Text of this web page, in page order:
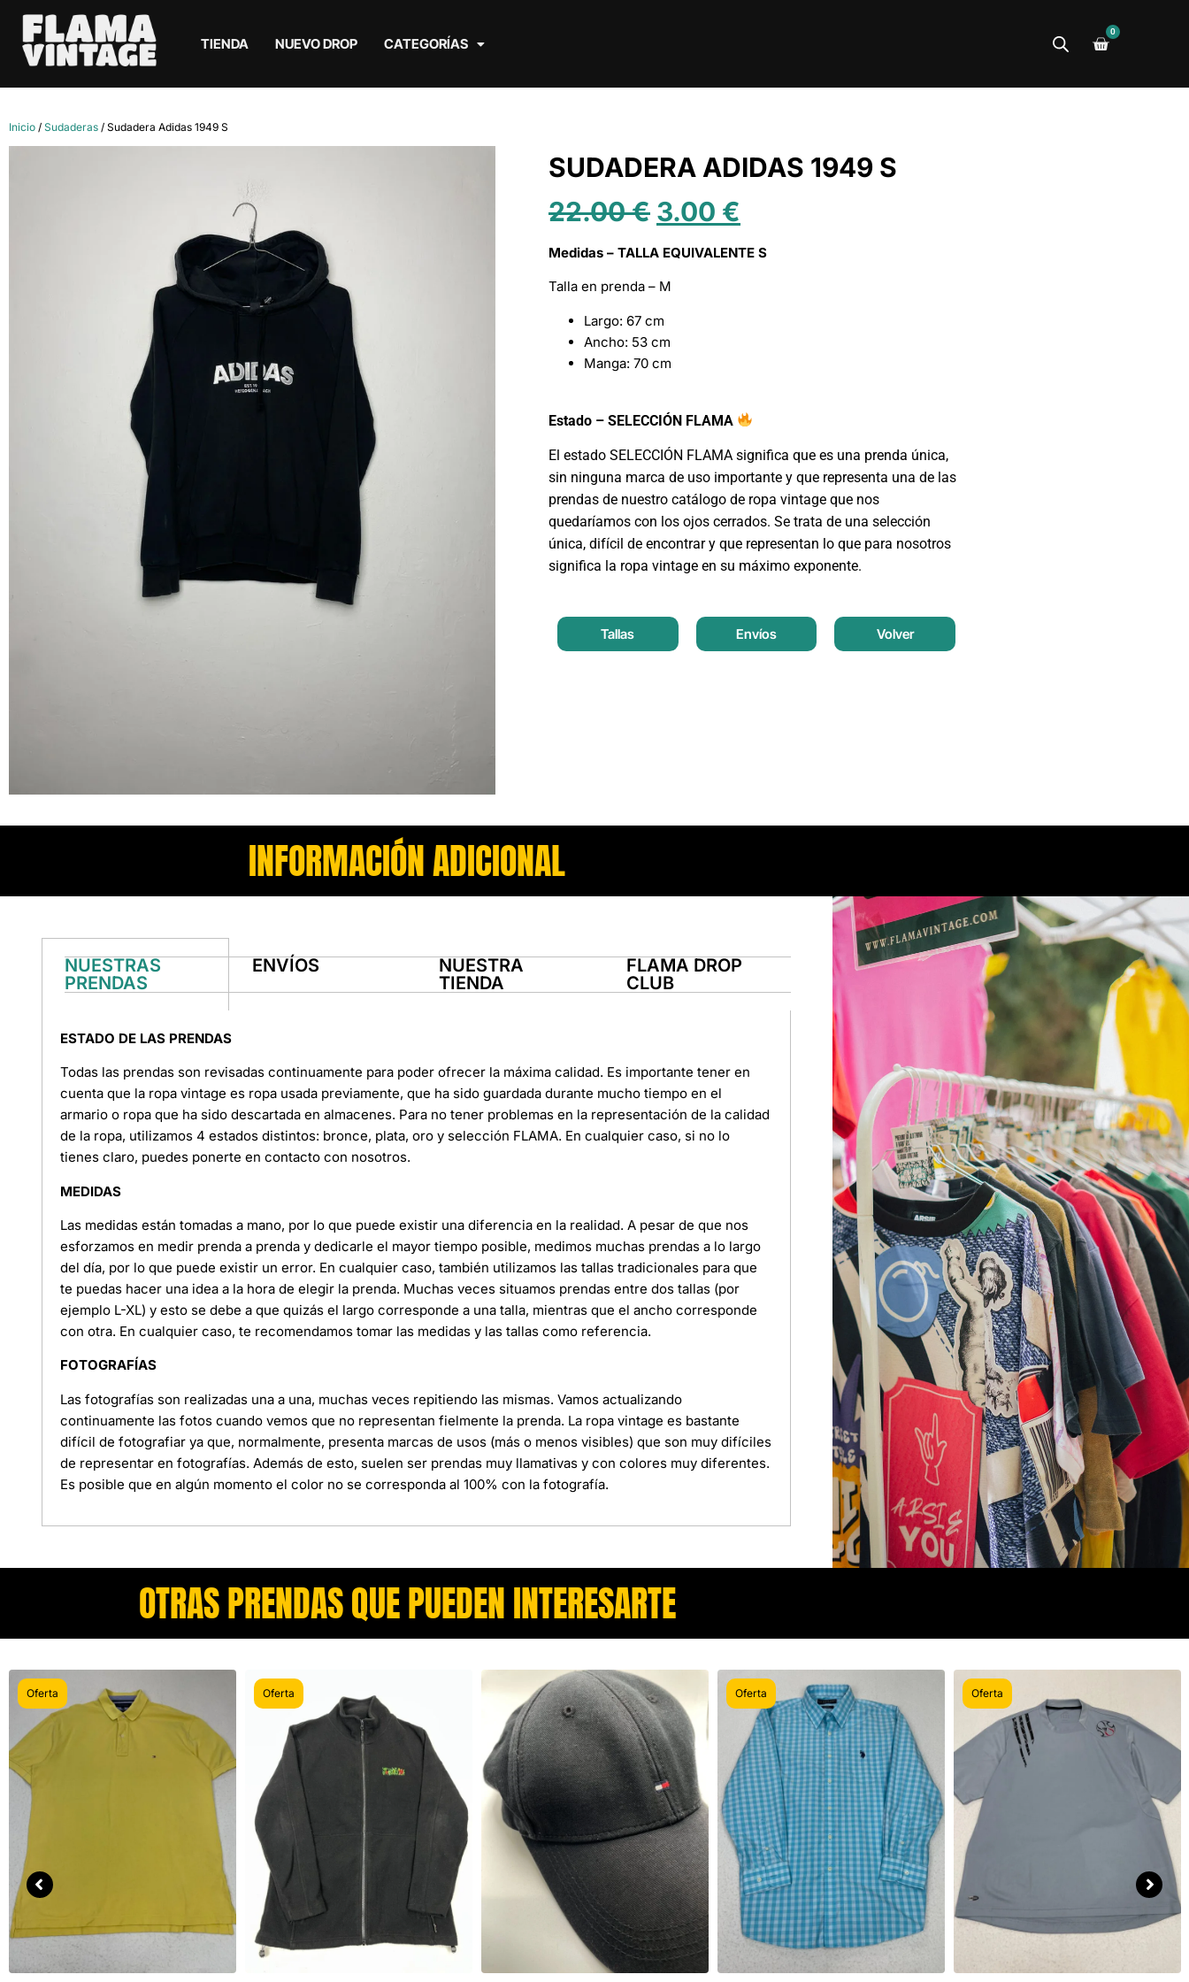
TIENDA NUEVO DROP CATEGORÍAS
0
Inicio / Sudaderas / Sudadera Adidas 1949 S
SUDADERA ADIDAS 1949 S
22.00€ 3.00 €
Medidas – TALLA EQUIVALENTE S
Talla en prenda – M
Largo: 67 cm
Ancho: 53 cm
Manga: 70 cm
Estado – SELECCIÓN FLAMA
El estado SELECCIÓN FLAMA significa que es una prenda única,
sin ninguna marca de uso importante y que representa una de las
prendas de nuestro catálogo de ropa vintage que nos
quedaríamos con los ojos cerrados. Se trata de una selección
única, difícil de encontrar y que representan lo que para nosotros
significa la ropa vintage en su máximo exponente.
Tallas Envíos Volver
INFORMACIÓN ADICIONAL
NUESTRAS
PRENDAS
ENVÍOS
NUESTRA
TIENDA
FLAMA DROP
CLUB
ESTADO DE LAS PRENDAS
Todas las prendas son revisadas continuamente para poder ofrecer la máxima calidad. Es importante tener en
cuenta que la ropa vintage es ropa usada previamente, que ha sido guardada durante mucho tiempo en el
armario o ropa que ha sido descartada en almacenes. Para no tener problemas en la representación de la calidad
de la ropa, utilizamos 4 estados distintos: bronce, plata, oro y selección FLAMA. En cualquier caso, si no lo
tienes claro, puedes ponerte en contacto con nosotros.
MEDIDAS
Las medidas están tomadas a mano, por lo que puede existir una diferencia en la realidad. A pesar de que nos
esforzamos en medir prenda a prenda y dedicarle el mayor tiempo posible, medimos muchas prendas a lo largo
del día, por lo que puede existir un error. En cualquier caso, también utilizamos las tallas tradicionales para que
te puedas hacer una idea a la hora de elegir la prenda. Muchas veces situamos prendas entre dos tallas (por
ejemplo L-XL) y esto se debe a que quizás el largo corresponde a una talla, mientras que el ancho corresponde
con otra. En cualquier caso, te recomendamos tomar las medidas y las tallas como referencia.
FOTOGRAFÍAS
Las fotografías son realizadas una a una, muchas veces repitiendo las mismas. Vamos actualizando
continuamente las fotos cuando vemos que no representan fielmente la prenda. La ropa vintage es bastante
difícil de fotografiar ya que, normalmente, presenta marcas de usos (más o menos visibles) que son muy difíciles
de representar en fotografías. Además de esto, suelen ser prendas muy llamativas y con colores muy diferentes.
Es posible que en algún momento el color no se corresponda al 100% con la fotografía.
OTRAS PRENDAS QUE PUEDEN INTERESARTE​
Oferta Oferta Oferta Oferta